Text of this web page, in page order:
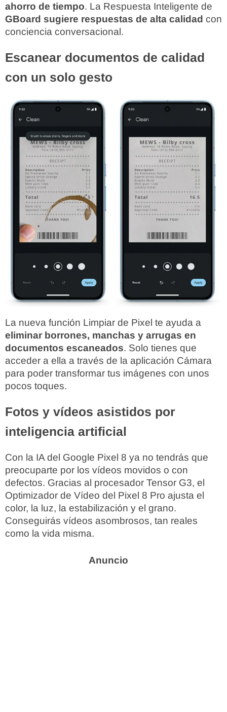
ahorro de tiempo. La Respuesta Inteligente de
GBoard sugiere respuestas de alta calidad con
conciencia conversacional.
Escanear documentos de calidad
con un solo gesto
La nueva función Limpiar de Pixel te ayuda a
eliminar borrones, manchas y arrugas en
documentos escaneados. Solo tienes que
acceder a ella a través de la aplicación Cámara
para poder transformar tus imágenes con unos
pocos toques.
Fotos y vídeos asistidos por
inteligencia artificial
Con la IA del Google Pixel 8 ya no tendrás que
preocuparte por los vídeos movidos o con
defectos. Gracias al procesador Tensor G3, el
Optimizador de Vídeo del Pixel 8 Pro ajusta el
color, la luz, la estabilización y el grano.
Conseguirás vídeos asombrosos, tan reales
como la vida misma.